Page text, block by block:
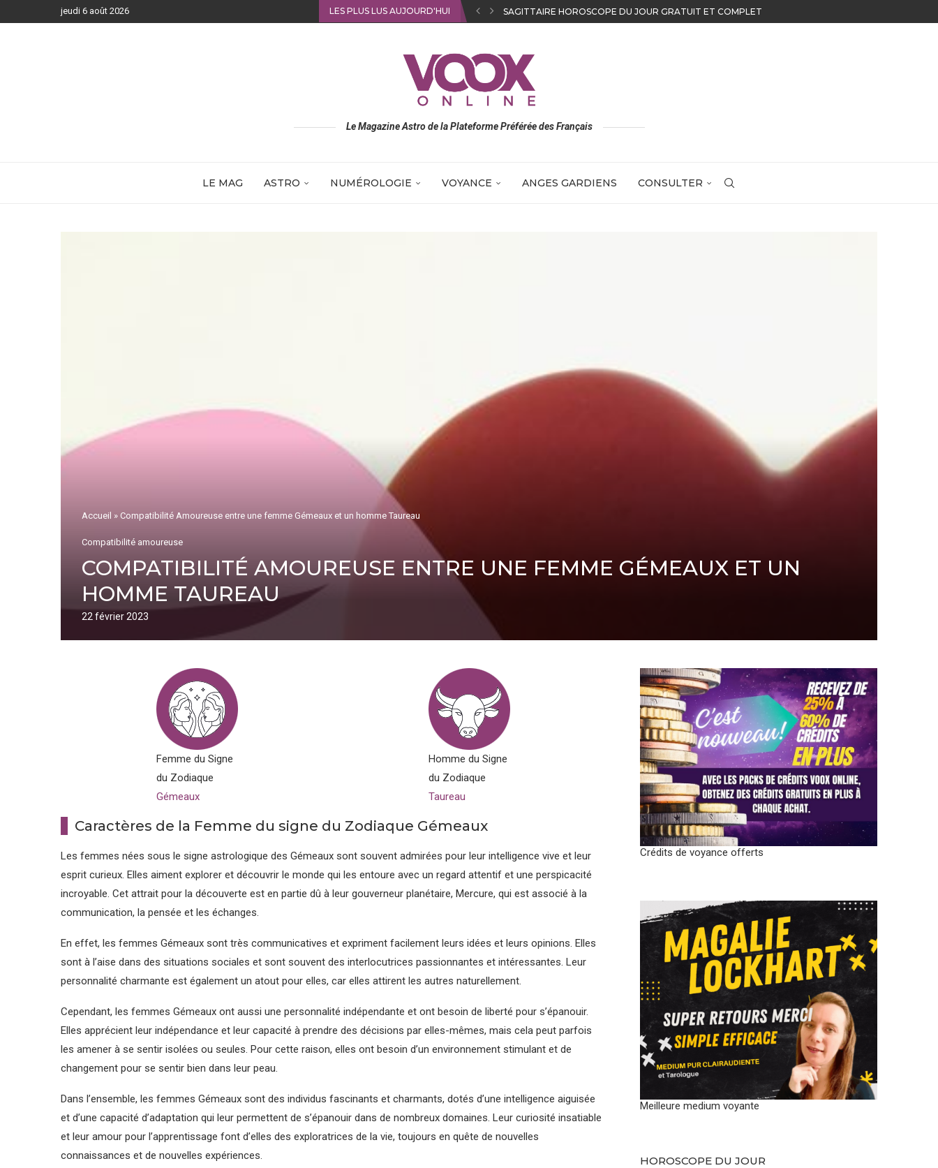
jeudi 6 août 2026 LES PLUS LUS AUJOURD'HUI VIERGE HOROSCOPE DE JOUR GRATUIT ET COMPLET
Le Magazine Astro de la Plateforme Préférée des Français
LE MAG ASTRO NUMÉROLOGIE VOYANCE ANGES GARDIENS CONSULTER
Accueil » Compatibilité Amoureuse entre une femme Gémeaux et un homme Taureau
Compatibilité amoureuse
COMPATIBILITÉ AMOUREUSE ENTRE UNE FEMME GÉMEAUX ET UN
HOMME TAUREAU
22 février 2023
Femme du Signe
du Zodiaque
Gémeaux
Homme du Signe
du Zodiaque
Taureau
Caractères de la Femme du signe du Zodiaque Gémeaux
Les femmes nées sous le signe astrologique des Gémeaux sont souvent admirées pour leur intelligence vive et leur
esprit curieux. Elles aiment explorer et découvrir le monde qui les entoure avec un regard attentif et une perspicacité
incroyable. Cet attrait pour la découverte est en partie dû à leur gouverneur planétaire, Mercure, qui est associé à la
communication, la pensée et les échanges.
En effet, les femmes Gémeaux sont très communicatives et expriment facilement leurs idées et leurs opinions. Elles
sont à l’aise dans des situations sociales et sont souvent des interlocutrices passionnantes et intéressantes. Leur
personnalité charmante est également un atout pour elles, car elles attirent les autres naturellement.
Cependant, les femmes Gémeaux ont aussi une personnalité indépendante et ont besoin de liberté pour s’épanouir.
Elles apprécient leur indépendance et leur capacité à prendre des décisions par elles-mêmes, mais cela peut parfois
les amener à se sentir isolées ou seules. Pour cette raison, elles ont besoin d’un environnement stimulant et de
changement pour se sentir bien dans leur peau.
Dans l’ensemble, les femmes Gémeaux sont des individus fascinants et charmants, dotés d’une intelligence aiguisée
et d’une capacité d’adaptation qui leur permettent de s’épanouir dans de nombreux domaines. Leur curiosité insatiable
et leur amour pour l’apprentissage font d’elles des exploratrices de la vie, toujours en quête de nouvelles
connaissances et de nouvelles expériences.
Crédits de voyance offerts
Meilleure medium voyante
HOROSCOPE DU JOUR